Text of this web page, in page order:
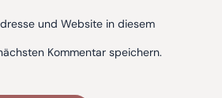
und Website in diesem
Kommentar speichern.